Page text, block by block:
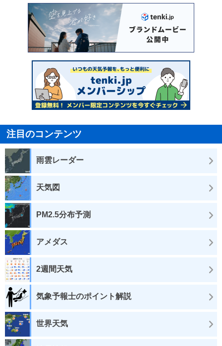
注目のコンテンツ
雨雲レーダー
天気図
PM2.5分布予測
アメダス
2週間天気
気象予報士のポイント解説
世界天気